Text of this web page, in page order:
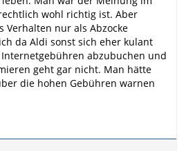
wohl richtig ist. Aber
Verhalten nur als Abzocke
da Aldi sonst sich eher kulant
abzubuchen und
geht gar nicht. Man hätte
die hohen Gebühren warnen